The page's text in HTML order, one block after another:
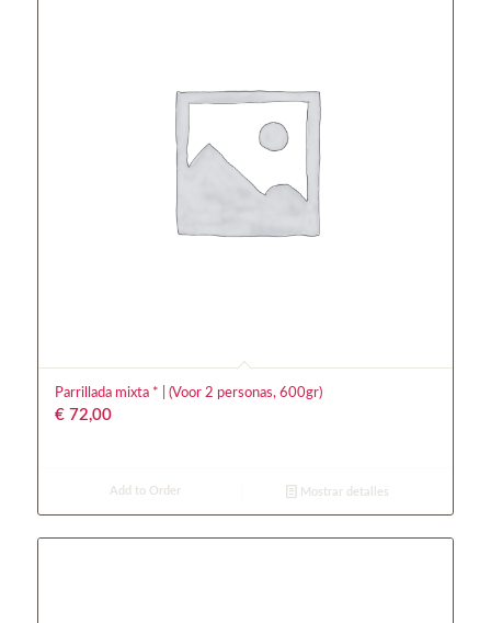
Parrillada mixta * | (Voor 2 personas, 600gr)
€72,00
Add to Order Mostrar detalles